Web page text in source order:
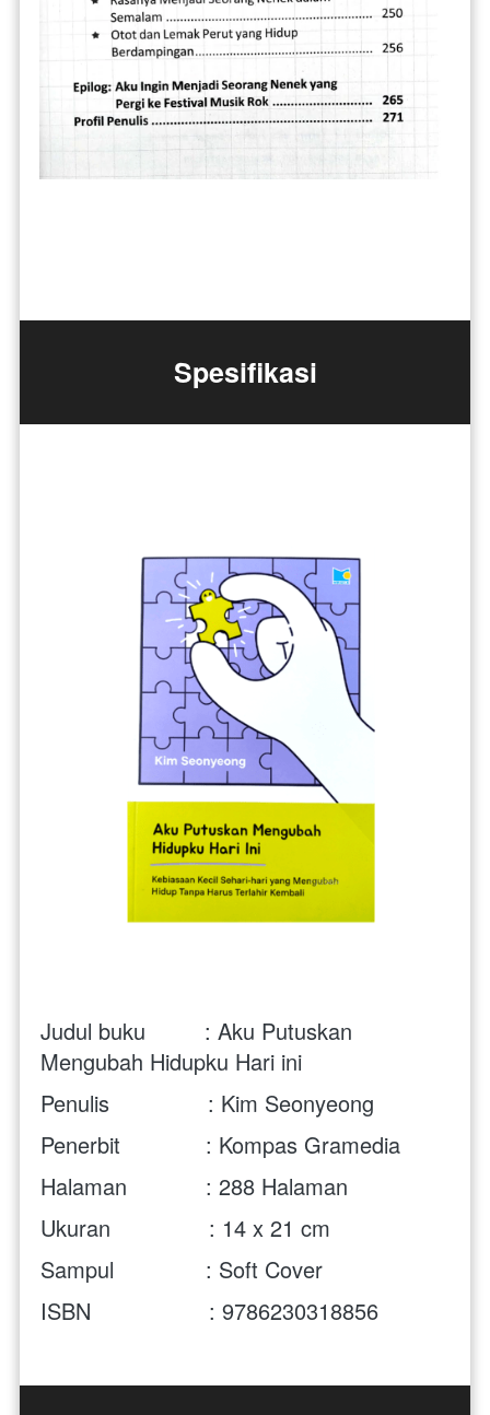
Spesifikasi
Judul buku         : Aku Putuskan
Mengubah Hidupku Hari ini
Penulis               : Kim Seonyeong
Penerbit             : Kompas Gramedia
Halaman            : 288 Halaman
Ukuran               : 14 x 21 cm
Sampul              : Soft Cover
ISBN                  : 9786230318856